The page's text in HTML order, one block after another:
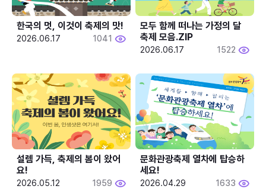
한국의 멋, 이것이 축제의 맛!
2026.06.17 1041
모두 함께 떠나는 가정의 달
축제 모음.ZIP
2026.06.17 1522
설렘 가득, 축제의 봄이 왔어
요!
2026.05.12 1959
문화관광축제 열차에 탑승하
세요!
2026.04.29 1633